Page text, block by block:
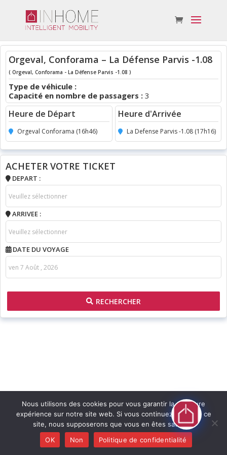
Orgeval, Conforama – La Défense Parvis -1.08
( Orgeval, Conforama - La Défense Parvis -1.08 )
Type de véhicule :
Capacité en nombre de passagers : 3
Heure de Départ
Orgeval Conforama (16h46)
Heure d'Arrivée
La Defense Parvis -1.08 (17h16)
ACHETER VOTRE TICKET
DEPART :
ARRIVEE :
DATE DU VOYAGE
RECHERCHER
Nous utilisons des cookies pour vous garantir la meilleure
expérience sur notre site web. Si vous continuez à utiliser ce
site, nous supposerons que vous en êtes satisfait.
OK
Non Politique de confidentialité